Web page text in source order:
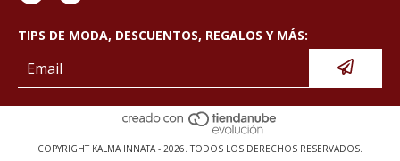
TIPS DE MODA, DESCUENTOS, REGALOS Y MÁS:
COPYRIGHT KALMA INNATA - 2026. TODOS LOS DERECHOS RESERVADOS.